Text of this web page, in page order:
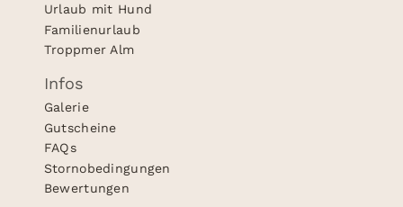
Urlaub mit Hund
Familienurlaub
Troppmer Alm
Infos
Galerie
Gutscheine
FAQs
Stornobedingungen
Bewertungen